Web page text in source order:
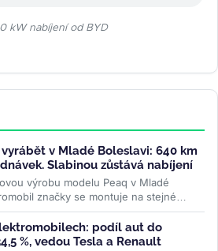
kW nabíjení od BYD
v Mladé Boleslavi: 640 km
Slabinou zůstává nabíjení
výrobu modelu Peaq v Mladé
značky se montuje na stejné
podíl aut do
%, vedou Tesla a Renault